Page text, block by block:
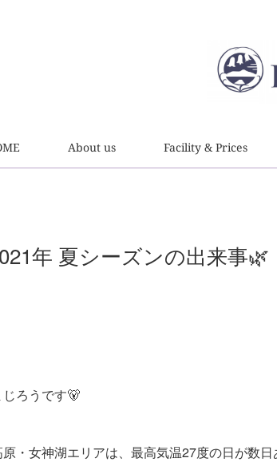
About us Facility & Prices
年 夏シーズンの出来事🌿
ろうです🐻
・女神湖エリアは、最高気温27度の日が数